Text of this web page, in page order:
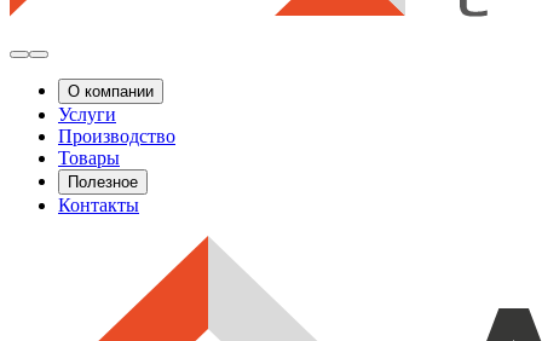
О компании
Услуги
Производство
Товары
Полезное
Контакты